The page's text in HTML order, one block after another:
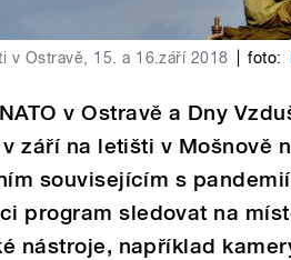
v Ostravě, 15. a 16.září 2018 foto:
v Ostravě a Dny
září na letišti v Mošnově
souvisejícím s
program sledovat na
nástroje, například